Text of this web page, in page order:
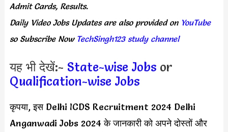
Admit Cards, Results.
Daily Video Jobs Updates are also provided onYouTube
so Subscribe Now TechSingh123 study channel
यह भी देखें:- State-wise Jobs or
Qualification-wise Jobs
कृपया, इस Delhi ICDS Recruitment 2024 Delhi
Anganwadi Jobs 2024 के जानकारी को अपने दोस्तों और